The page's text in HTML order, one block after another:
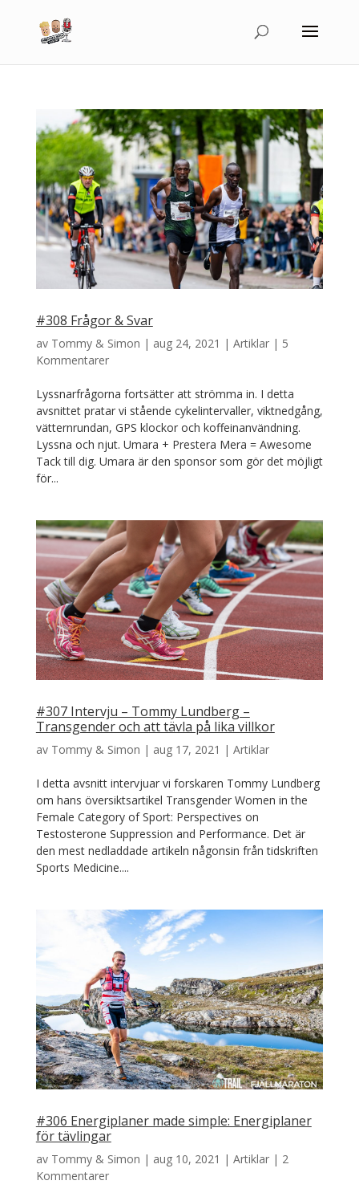
#308 Frågor & Svar
av Tommy & Simon | aug 24, 2021 | Artiklar| 5
Kommentarer
Lyssnarfrågorna fortsätter att strömma in. I detta
avsnittet pratar vi stående cykelintervaller, viktnedgång,
vätternrundan, GPS klockor och koffeinanvändning.
Lyssna och njut. Umara + Prestera Mera = Awesome
Tack till dig. Umara är den sponsor som gör det möjligt
för...
#307 Intervju – Tommy Lundberg –
Transgender och att tävla på lika villkor
av Tommy & Simon | aug 17, 2021 | Artiklar
I detta avsnitt intervjuar vi forskaren Tommy Lundberg
om hans översiktsartikel Transgender Women in the
Female Category of Sport: Perspectives on
Testosterone Suppression and Performance. Det är
den mest nedladdade artikeln någonsin från tidskriften
Sports Medicine....
#306 Energiplaner made simple: Energiplaner
för tävlingar
av Tommy & Simon | aug 10, 2021 | Artiklar| 2
Kommentarer